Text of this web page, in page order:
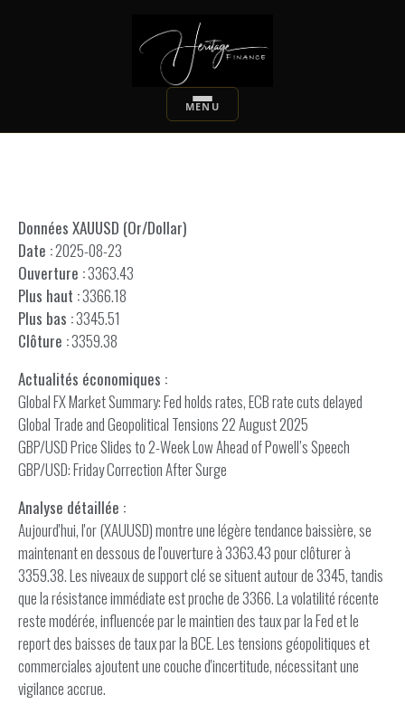
Données XAUUSD (Or/Dollar)
Date :2025-08-23
Ouverture :3363.43
Plus haut :3366.18
Plus bas :3345.51
Clôture :3359.38
Actualités économiques :
Global FX Market Summary: Fed holds rates, ECB rate cuts delayed
Global Trade and Geopolitical Tensions 22 August 2025
GBP/USD Price Slides to 2-Week Low Ahead of Powell’s Speech
GBP/USD: Friday Correction After Surge
Analyse détaillée :
Aujourd'hui, l'or (XAUUSD) montre une légère tendance baissière, se
maintenant en dessous de l'ouverture à 3363.43 pour clôturer à
3359.38. Les niveaux de support clé se situent autour de 3345, tandis
que la résistance immédiate est proche de 3366. La volatilité récente
reste modérée, influencée par le maintien des taux par la Fed et le
report des baisses de taux par la BCE. Les tensions géopolitiques et
commerciales ajoutent une couche d'incertitude, nécessitant une
vigilance accrue.